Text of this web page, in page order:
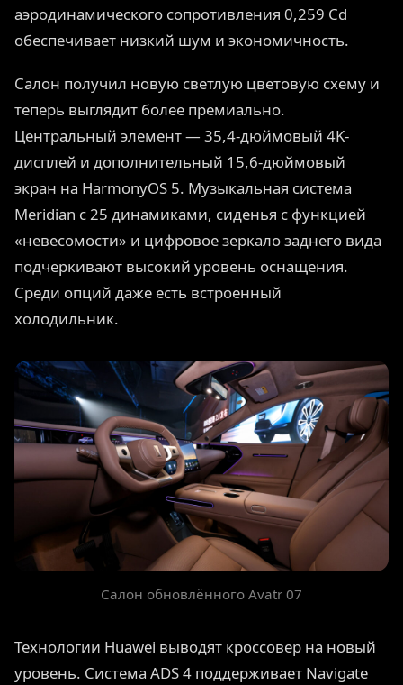
аэродинамического сопротивления 0,259 Cd
обеспечивает низкий шум и экономичность.
Салон получил новую светлую цветовую схему и
теперь выглядит более премиально.
Центральный элемент — 35,4-дюймовый 4K-
дисплей и дополнительный 15,6-дюймовый
экран на HarmonyOS 5. Музыкальная система
Meridian с 25 динамиками, сиденья с функцией
«невесомости» и цифровое зеркало заднего вида
подчеркивают высокий уровень оснащения.
Среди опций даже есть встроенный
холодильник.
Салон обновлённого Avatr 07
Технологии Huawei выводят кроссовер на новый
уровень. Система ADS 4 поддерживает Navigate